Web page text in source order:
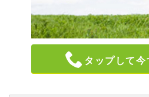
タップして